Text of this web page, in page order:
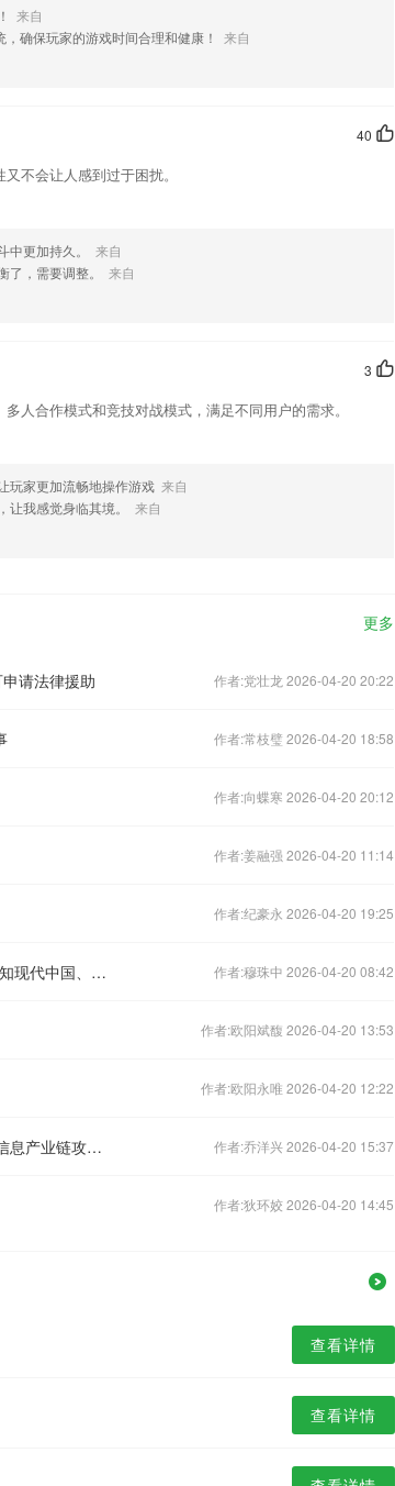
欢这款软件，您可以到应用商店进行打分评论，说出您的使
来自
确保玩家的游戏时间合理和健康！
来自
40
不会让人感到过于困扰。
更加持久。
来自
，需要调整。
来自
3
人合作模式和竞技对战模式，满足不同用户的需求。
玩家更加流畅地操作游戏 来自
我感觉身临其境。
来自
更多
请法律援助 作者:党壮龙 2026-04-20 20:22
作者:常枝璧 2026-04-20 18:58
作者:向蝶寒 2026-04-20 20:12
作者:姜融强 2026-04-20 11:14
作者:纪豪永 2026-04-20 19:25
外交部：欢迎更多外国朋友学习中文，打开感知现代中国、探索中华文明的一扇窗 作者:穆珠中 2026-04-20 08:42
作者:欧阳斌馥 2026-04-20 13:53
作者:欧阳永唯 2026-04-20 12:22
聚焦“固链、强链、补链、延链”河北实施电子信息产业链攻坚行动 作者:乔洋兴 2026-04-20 15:37
作者:狄环姣 2026-04-20 14:45
查看详情
查看详情